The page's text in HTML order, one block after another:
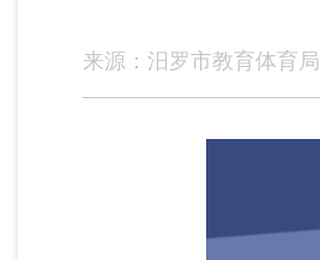
来源：汨罗市教育体育局